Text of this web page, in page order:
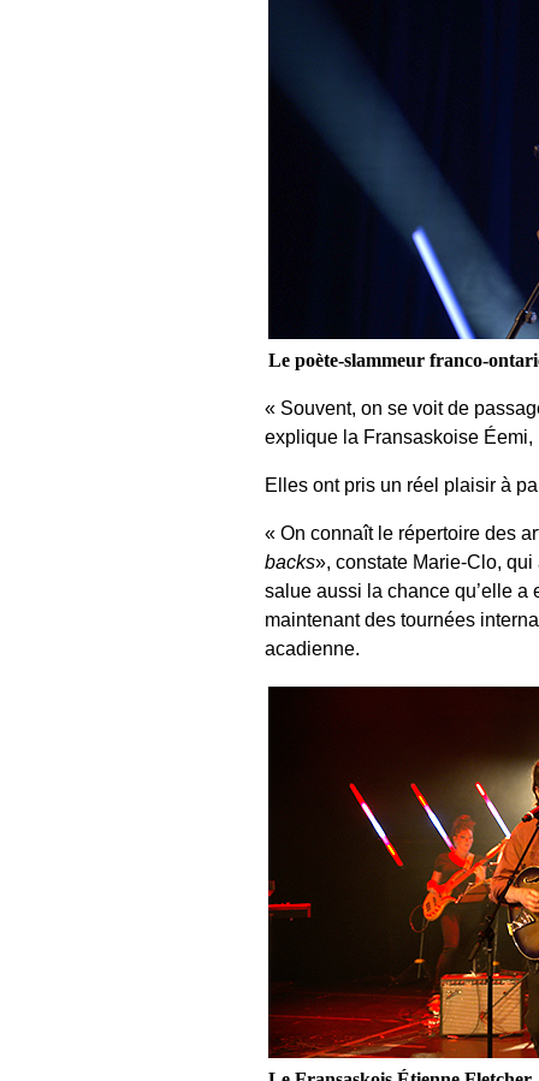
Le poète-slammeur franco-
« Souvent, on se voit de
explique la Fransaskoise
Elles ont pris un réel plaisir à
« On connaît le répertoire des
backs», constate Marie-Clo,
salue aussi la chance qu’elle
maintenant des tournées
acadienne.